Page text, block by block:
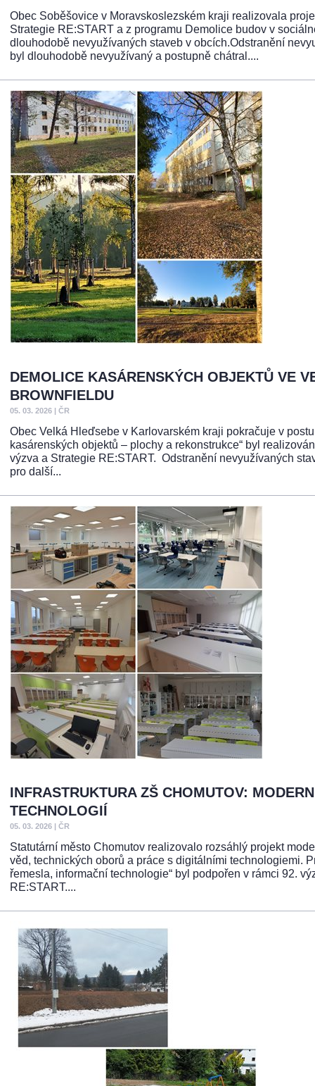
Obec Soběšovice v Moravskoslezském kraji realizovala
Strategie RE:START a z programu Demolice budov v
dlouhodobě nevyužívaných staveb v obcích.Odstranění
byl dlouhodobě nevyužívaný a postupně chátral....
DEMOLICE KASÁRENSKÝCH OBJEKTŮ VE
BROWNFIELDU
05. 03. 2026 | ČR
Obec Velká Hleďsebe v Karlovarském kraji pokračuje v
kasárenských objektů – plochy a rekonstrukce“ byl
výzva a Strategie RE:START. Odstranění nevyužívaných
pro další...
INFRASTRUKTURA ZŠ CHOMUTOV:
TECHNOLOGIÍ
05. 03. 2026 | ČR
Statutární město Chomutov realizovalo rozsáhlý projekt
věd, technických oborů a práce s digitálními technologiemi.
řemesla, informační technologie“ byl podpořen v rámci 92.
RE:START....